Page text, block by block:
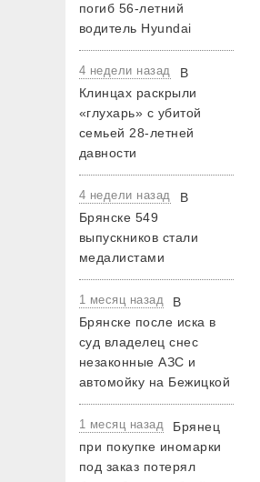
погиб 56-летний
водитель Hyundai
4 недели назад
В
Клинцах раскрыли
«глухарь» с убитой
семьей 28-летней
давности
4 недели назад
В
Брянске 549
выпускников стали
медалистами
1 месяц назад
В
Брянске после иска в
суд владелец снес
незаконные АЗС и
автомойку на Бежицкой
1 месяц назад
Брянец
при покупке иномарки
под заказ потерял